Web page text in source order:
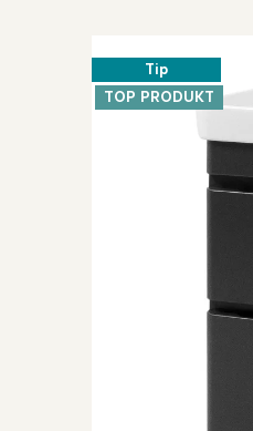
Tip
TOP PRODUKT